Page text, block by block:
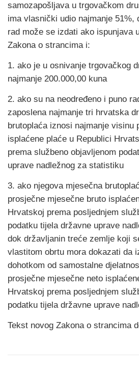
samozapošljava u trgovačkom
ima vlasnički udio najmanje 51%,
rad može se izdati ako ispunjava
Zakona o strancima i:
1. ako je u osnivanje trgovačkog
najmanje 200.000,00 kuna
2. ako su na neodređeno i puno
zaposlena najmanje tri hrvatska
brutoplaća iznosi najmanje visinu
isplaćene plaće u Republici
prema službeno objavljenom
uprave nadležnog za statistiku
3. ako njegova mjesečna
prosječne mjesečne bruto
Hrvatskoj prema posljednjem
podatku tijela državne uprave
dok državljanin treće zemlje koji
vlastitom obrtu mora dokazati da
dohotkom od samostalne
prosječne mjesečne neto
Hrvatskoj prema posljednjem
podatku tijela državne uprave
Tekst novog Zakona o strancima